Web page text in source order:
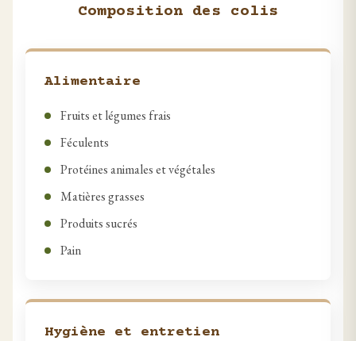
Composition des colis
Alimentaire
Fruits et légumes frais
Féculents
Protéines animales et végétales
Matières grasses
Produits sucrés
Pain
Hygiène et entretien